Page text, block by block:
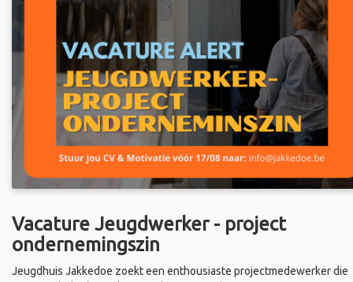
Vacature Jeugdwerker - project
ondernemingszin
Jeugdhuis Jakkedoe zoekt een enthousiaste projectmedewerker die